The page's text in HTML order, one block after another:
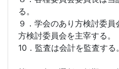
る。
９．学会のあり方検討委
方検討委員会を主宰する。
10．監査は会計を監査する。